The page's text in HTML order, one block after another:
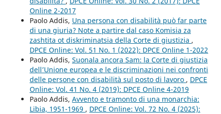
Online 2-2017
Paolo Addis, Una persona con disabilità può far parte
di una giuria? Note a partire dal caso Komisia za
zashtita ot diskriminatsia della Corte di giustizia ,
DPCE Online: Vol. 51 No. 1 (2022): DPCE Online 1-2022
Paolo Addis, Suonala ancora Sam: la Corte di giustizia
dell’Unione europea e le discriminazioni nei confronti
delle persone con disabilità sul posto di lavoro , DPCE
Online: Vol. 41 No. 4 (2019): DPCE Online 4-2019
Paolo Addis, Avvento e tramonto di una monarchia:
Libia, 1951-1969 , DPCE Online: Vol. 72 No. 4 (2025):